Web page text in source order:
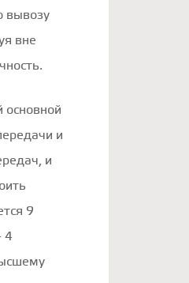
вывозу
вне
основной
и
и
9
4